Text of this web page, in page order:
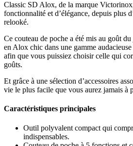
Classic SD Alox, de la marque
fonctionnalité et d’élégance, depuis plus
relooké.
Ce couteau de poche a été mis au goût
en Alox chic dans une gamme
afin que vous puissiez choisir celle qui
goûts.
Et grâce à une sélection d’accessoires
vie le plus facile que vous aurez jamais à
Caractéristiques principales
Outil polyvalent compact qui
indispensables.